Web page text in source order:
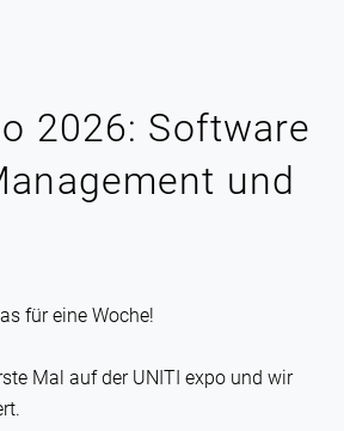
2026: Software
und
für eine Woche!
Mal auf der UNITI expo und wir